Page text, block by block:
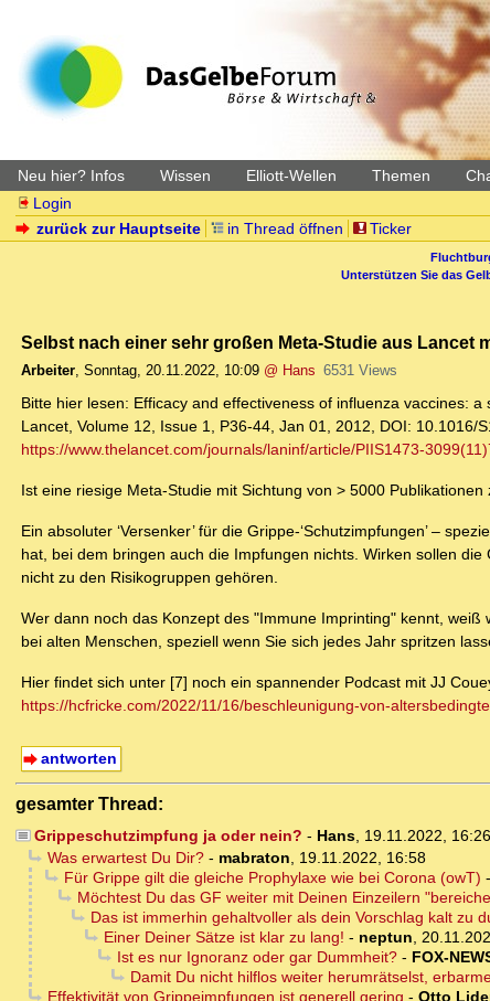
Neu hier? Infos Wissen Elliott-Wellen Themen
Login
zurück zur Hauptseite
in Thread öffnen Ticker
Unterstützen Sie das
Selbst nach einer sehr großen Meta-Studie aus Lancet
Arbeiter, Sonntag, 20.11.2022, 10:09 @ Hans 6531 Views
Bitte hier lesen: Efficacy and effectiveness of influenza vaccines:
Lancet, Volume 12, Issue 1, P36-44, Jan 01, 2012, DOI: 10.1016/
https://www.thelancet.com/journals/laninf/article/PIIS1473-
Ist eine riesige Meta-Studie mit Sichtung von > 5000
Ein absoluter ‘Versenker’ für die Grippe-‘Schutzimpfungen’ –
hat, bei dem bringen auch die Impfungen nichts. Wirken sollen
nicht zu den Risikogruppen gehören.
Wer dann noch das Konzept des "Immune Imprinting" kennt,
bei alten Menschen, speziell wenn Sie sich jedes Jahr spritzen
Hier findet sich unter [7] noch ein spannender Podcast mit JJ
https://hcfricke.com/2022/11/16/beschleunigung-von-
antworten
gesamter Thread:
Grippeschutzimpfung ja oder nein? - Hans, 19.11.2022, 16:26
Was erwartest Du Dir?- mabraton, 19.11.2022, 16:58
Für Grippe gilt die gleiche Prophylaxe wie bei Corona (owT) -
Möchtest Du das GF weiter mit Deinen Einzeilern
Das ist immerhin gehaltvoller als dein Vorschlag kalt zu
Einer Deiner Sätze ist klar zu lang! - neptun,
Ist es nur Ignoranz oder gar Dummheit?- FOX-
Damit Du nicht hilflos weiter herumrätselst,
Effektivität von Grippeimpfungen ist generell gering - Otto